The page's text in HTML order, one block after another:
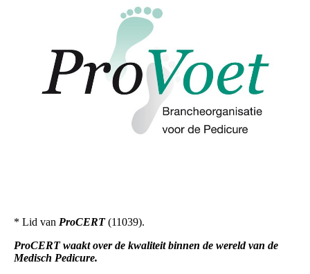
* Lid van ProCERT(11039).
ProCERT waakt over de kwaliteit binnen de wereld van de
Medisch Pedicure.